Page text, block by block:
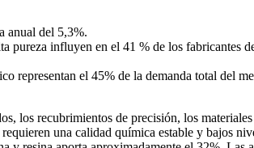
anual del 5,3%.
pureza influyen en el 41 % de los fabricantes
representan el 45% de la demanda total del
los recubrimientos de precisión, los
una calidad química estable y bajos